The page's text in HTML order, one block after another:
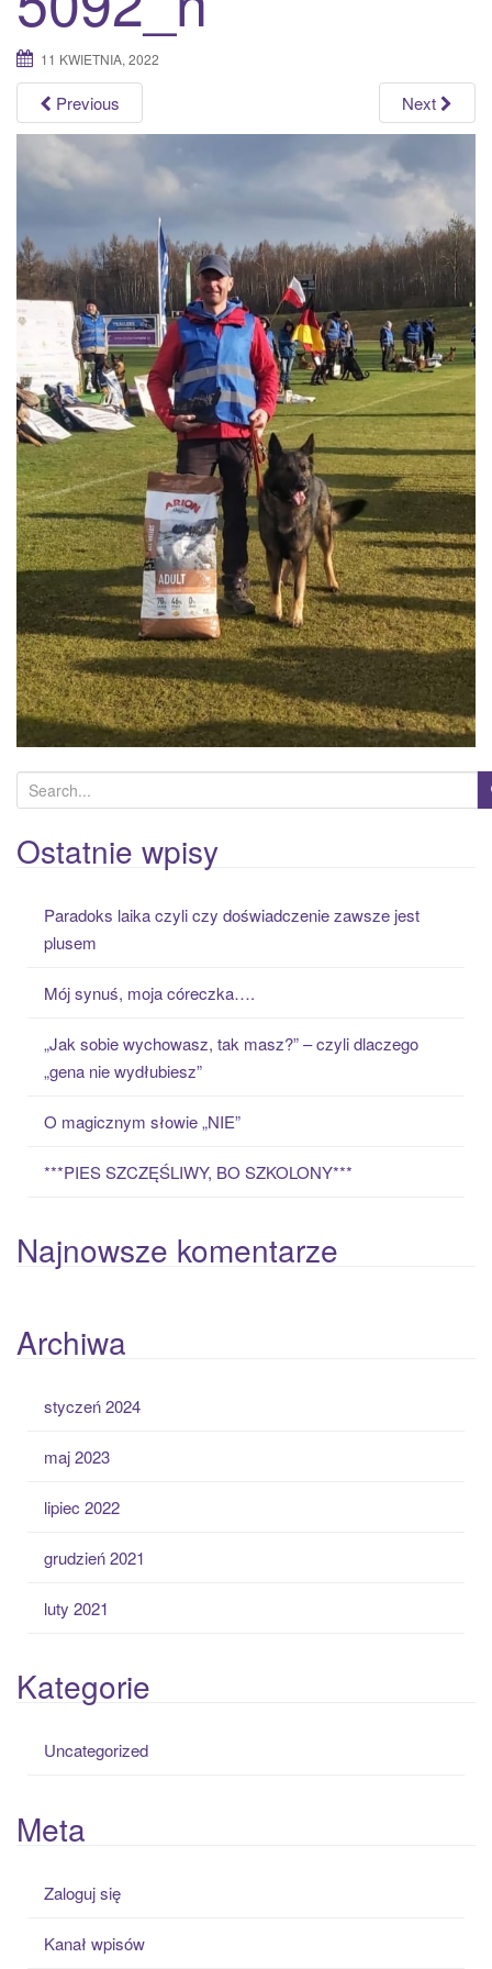
o
n
11 KWIETNIA, 2022
Previous Next
e
a
r
Ostatnie wpisy
Paradoks laika czyli czy doświadczenie zawsze jest
plusem
Mój synuś, moja córeczka….
„Jak sobie wychowasz, tak masz?” – czyli dlaczego
„gena nie wydłubiesz”
O magicznym słowie „NIE”
***PIES SZCZĘŚLIWY, BO SZKOLONY***
Najnowsze komentarze
Archiwa
styczeń 2024
maj 2023
lipiec 2022
grudzień 2021
luty 2021
Kategorie
Uncategorized
Meta
Zaloguj się
Kanał wpisów